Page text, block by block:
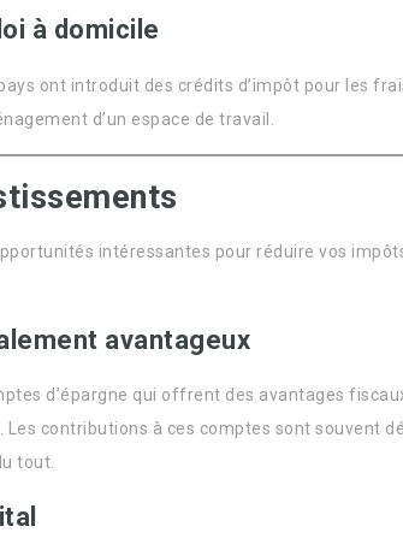
à domicile
ont introduit des crédits d’impôt pour les
d’un espace de travail.
intéressantes pour réduire vos
avantageux
d’épargne qui offrent des avantages
contributions à ces comptes sont souvent
tout.